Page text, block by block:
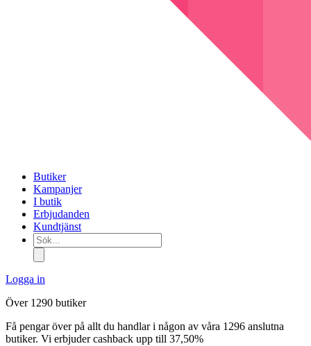
Butiker
Kampanjer
I butik
Erbjudanden
Kundtjänst
Sök...
Logga in
Över 1290 butiker
Få pengar över på allt du handlar i någon av våra 1296 anslutna
butiker. Vi erbjuder cashback upp till 37,50%